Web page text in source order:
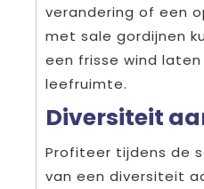
verandering of een
met sale gordijnen
een frisse wind
leefruimte.
Diversiteit
Profiteer tijdens de
van een diversiteit